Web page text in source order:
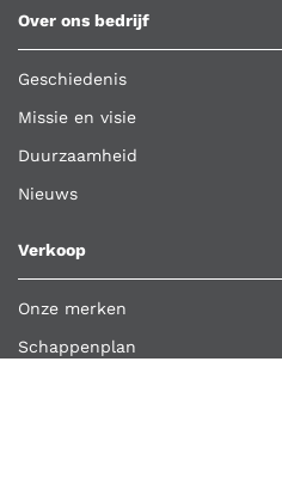
Over ons bedrijf
Geschiedenis
Missie en visie
Duurzaamheid
Nieuws
Verkoop
Onze merken
Schappenplan